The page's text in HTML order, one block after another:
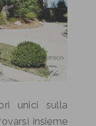
unici sulla
insieme